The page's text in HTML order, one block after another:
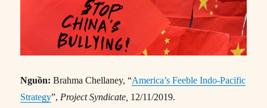
Nguồn:Brahma Chellaney, “America’s Feeble Indo-Pacific
Strategy”, Project Syndicate, 12/11/2019.